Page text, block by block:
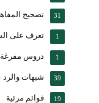
تصحيح 31
تعرف على 1
دروس مفرغة 1
شبهات والرد 39
قوائم مرئية 19